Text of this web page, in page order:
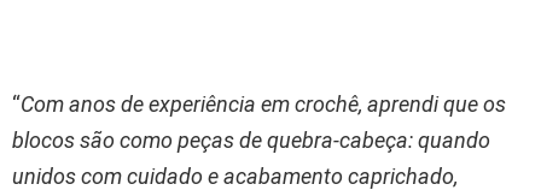
“Com anos de experiência em crochê, aprendi que os
blocos são como peças de quebra-cabeça: quando
unidos com cuidado e acabamento caprichado,